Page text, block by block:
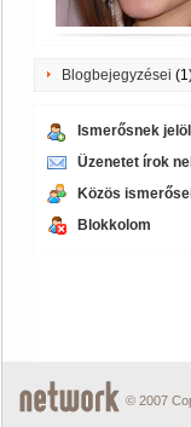
Blogbejegyzései
Ismerősnek
Üzenetet írok
Közös
Blokkolom
© 2007